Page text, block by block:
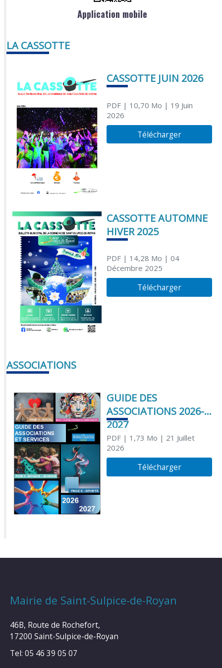
Application mobile
LA CASSOTTE
CASSOTTE JUIN 2026
PDF| 10,70 Mo | 19 Juin
2026
Télécharger
CASSOTTE AUTOMNE
HIVER 2025
PDF| 14,28 Mo | 04
Décembre 2025
Télécharger
ASSOCIATIONS
GUIDE DES
ASSOCIATIONS 2026-
2027
PDF| 1,73 Mo | 21 Juillet
2026
Télécharger
Mairie de Saint-Sulpice-de-Royan
46B, Route de Rochefort,
17200 Saint-Sulpice-de-Royan
Tel: 05 46 39 05 07